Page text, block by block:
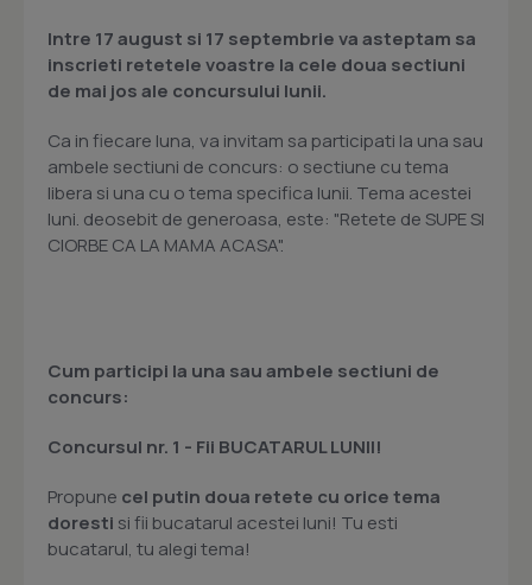
Intre 17 august si 17 septembrie va asteptam sa
inscrieti retetele voastre la cele doua sectiuni
de mai jos ale concursului lunii.
Ca in fiecare luna, va invitam sa participati la una sau
ambele sectiuni de concurs: o sectiune cu tema
libera si una cu o tema specifica lunii. Tema acestei
luni. deosebit de generoasa, este: "Retete de SUPE SI
CIORBE CA LA MAMA ACASA".
Cum participi la una sau ambele sectiuni de
concurs:
Concursul nr. 1 - Fii BUCATARUL LUNII!
Propune cel putin doua retete cu orice tema
doresti si fii bucatarul acestei luni! Tu esti
bucatarul, tu alegi tema!